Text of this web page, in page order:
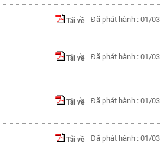
Tải về Đã phát hành : 01/
Tải về Đã phát hành : 01/
Tải về Đã phát hành : 01/
Tải về Đã phát hành : 01/